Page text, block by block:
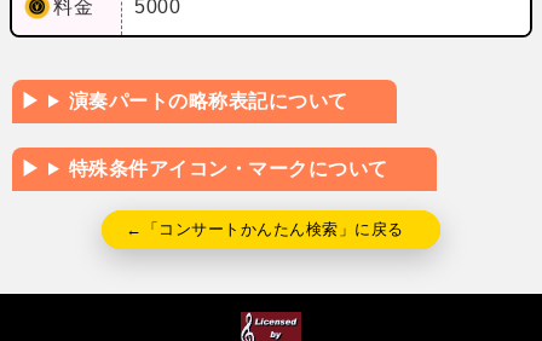
料金 5000
演奏パートの略称表記について
特殊条件アイコン・マークについて
←「コンサートかんたん検索」に戻る